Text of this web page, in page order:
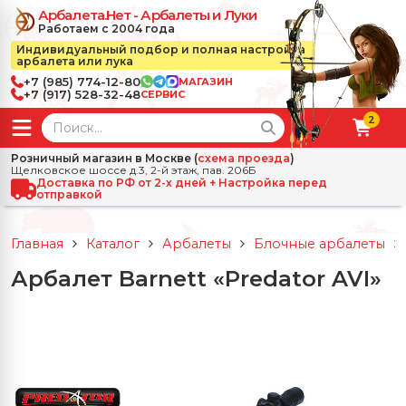
Арбалета.Нет - Арбалеты и Луки
Работаем с 2004 года
Индивидуальный подбор и полная настройка
арбалета или лука
+7 (985) 774-12-80 МАГАЗИН
+7 (917) 528-32-48СЕРВИС
2
Розничный магазин в Москве (схема проезда)
Щелковское шоссе д.3, 2-й этаж, пав. 206Б
Доставка по РФ от 2-х дней + Настройка перед
отправкой
← Назад ✕
Арбалеты
Арбалеты для отдыха
✕
боеприпасы ✕
Главная Каталог Арбалеты Блочные арбалеты
Арбалет Barnett «Predator AVI»